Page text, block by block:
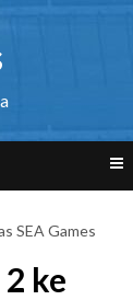
SEA Games
ke